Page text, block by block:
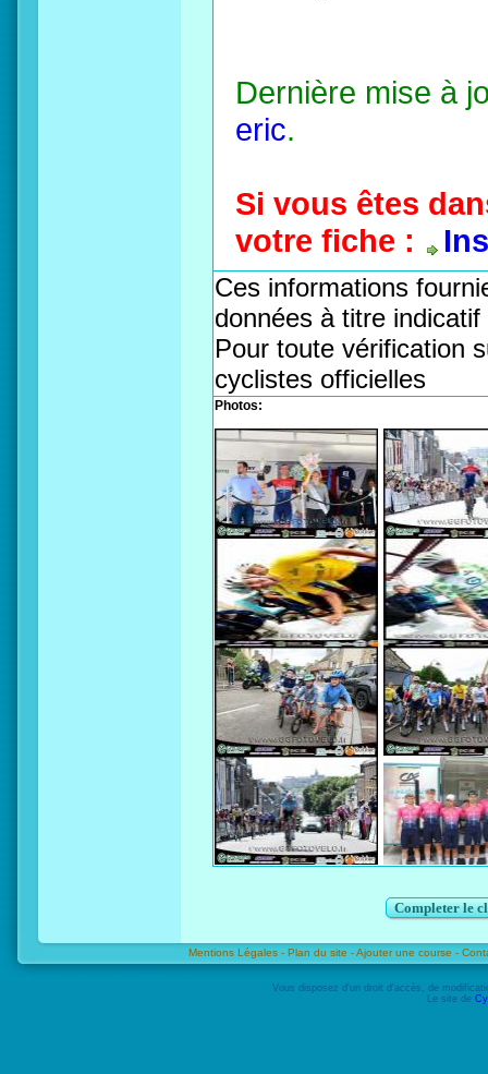
Dernière mise à
eric.
Si vous êtes
votre fiche :
Ces informations
données à titre
Pour toute vérification
cyclistes officielles
Photos:
Completer le
Mentions Légales - Plan du site -Ajouter une course -
Vous disposez d'un droit d'accès, de
Le site de